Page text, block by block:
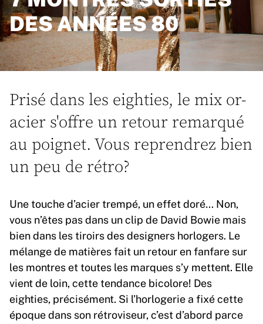
DES ANNÉES 80
Prisé dans les eighties, le mix or-
acier s'offre un retour remarqué
au poignet. Vous reprendrez bien
un peu de rétro?
Une touche d’acier trempé, un effet doré… Non,
vous n’êtes pas dans un clip de David Bowie mais
bien dans les tiroirs des designers horlogers. Le
mélange de matières fait un retour en fanfare sur
les montres et toutes les marques s’y mettent. Elle
vient de loin, cette tendance bicolore! Des
eighties, précisément. Si l’horlogerie a fixé cette
époque dans son rétroviseur, c’est d’abord parce